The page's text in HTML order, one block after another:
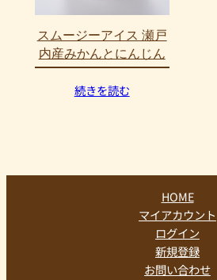
スムージーアイス 瀬戸
内産みかんとにんじん
続きを読む
HOME
マイアカウント
ログイン
新規登録
お問い合わせ